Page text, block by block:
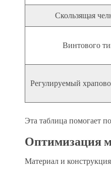
Скользящая
Винтового
Регулируемый
Эта таблица помогает
Оптимизация
Материал и